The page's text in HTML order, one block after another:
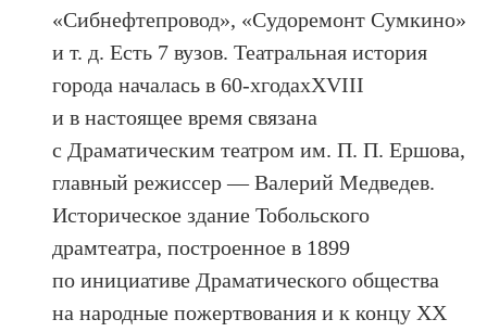
«Сибнефтепровод», «Судоремонт Сумкино»
и т. д. Есть 7 вузов. Театральная история
города началась в 60-хгодахXVIII
и в настоящее время связана
с Драматическим театром им. П. П. Ершова,
главный режиссер — Валерий Медведев.
Историческое здание Тобольского
драмтеатра, построенное в 1899
по инициативе Драматического общества
на народные пожертвования и к концу ХХ